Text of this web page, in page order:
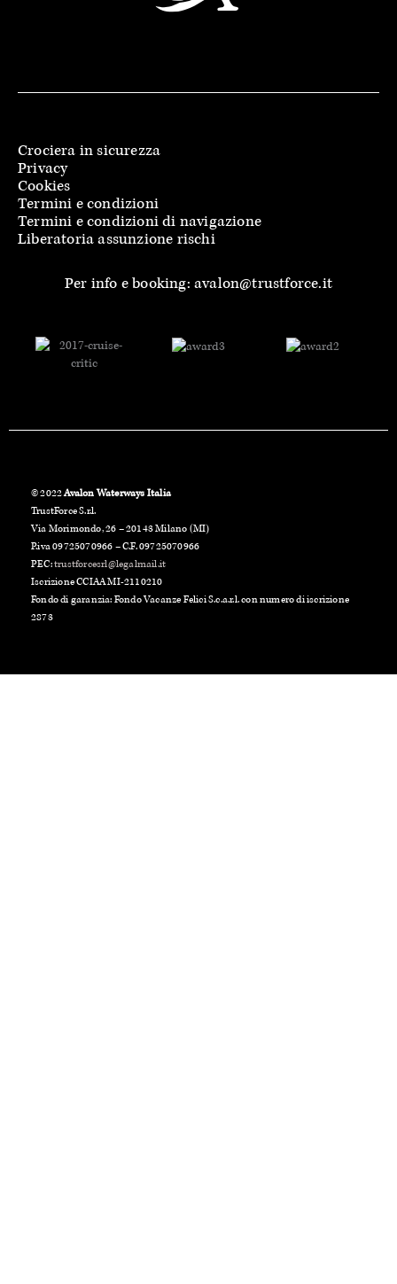
Crociera in sicurezza
Privacy
Cookies
Termini e condizioni
Termini e condizioni di navigazione
Liberatoria assunzione rischi
Per info e booking: avalon@trustforce.it
© 2022Avalon Waterways Italia
TrustForce S.r.l.
Via Morimondo, 26 – 20143 Milano (MI)
P.iva 09725070966 – C.F. 09725070966
PEC:trustforcesrl@legalmail.it
Iscrizione CCIAA MI-2110210
Fondo di garanzia: Fondo Vacanze Felici S.c.a.r.l. con numero di iscrizione
2873